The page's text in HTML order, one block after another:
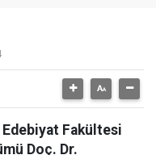
Fakültesi
Doç. Dr.